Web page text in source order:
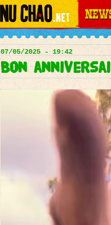
Main
menu
News
07/05/2025 - 19:42
Bon